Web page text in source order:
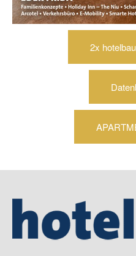
2x